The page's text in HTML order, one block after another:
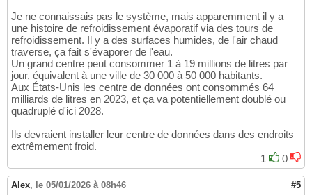
Je ne connaissais pas le système, mais apparemment il y a
une histoire de refroidissement évaporatif via des tours de
refroidissement. Il y a des surfaces humides, de l'air chaud
traverse, ça fait s'évaporer de l'eau.
Un grand centre peut consommer 1 à 19 millions de litres par
jour, équivalent à une ville de 30 000 à 50 000 habitants.
Aux États-Unis les centre de données ont consommés 64
milliards de litres en 2023, et ça va potentiellement doublé ou
quadruplé d'ici 2028.
Ils devraient installer leur centre de données dans des endroits
extrêmement froid.
1
0
Alex, le 05/01/2026 à 08h46 #5